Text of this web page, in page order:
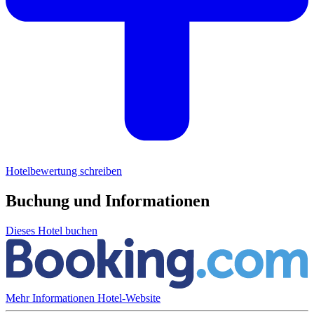
Hotelbewertung schreiben
Buchung und Informationen
Dieses Hotel buchen
Mehr Informationen Hotel-Website